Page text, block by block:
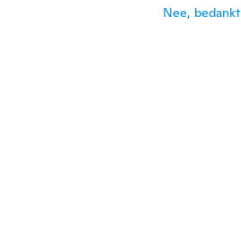
Nee, bedankt